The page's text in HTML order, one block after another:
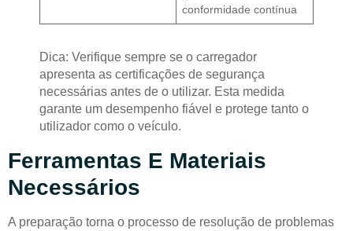
conformidade contínua
Dica: Verifique sempre se o carregador
apresenta as certificações de segurança
necessárias antes de o utilizar. Esta medida
garante um desempenho fiável e protege tanto o
utilizador como o veículo.
Ferramentas E Materiais
Necessários
A preparação torna o processo de resolução de problemas